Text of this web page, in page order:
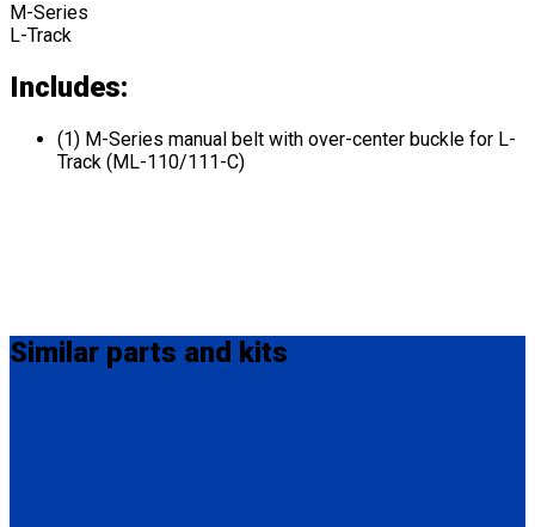
M-Series
L-Track
Includes:
(1) M-Series manual belt with over-center buckle for L-
Track (ML-110/111-C)
Similar parts and kits